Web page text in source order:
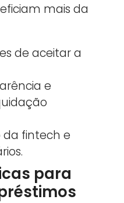
mais da
de aceitar a
e
fintech e
para